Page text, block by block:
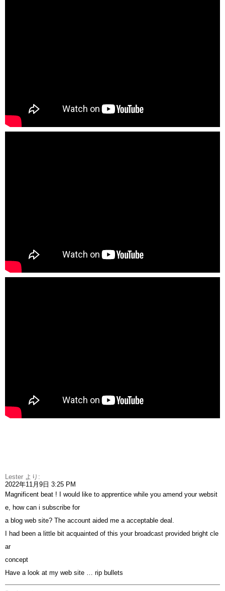
Lester より:
2022年11月9日 3:25 PM
Magnificent beat ! I would like to apprentice while you amend your websit
e, how can i subscribe for
a blog web site? The account aided me a acceptable deal.
I had been a little bit acquainted of this your broadcast provided bright cle
ar
concept
Have a look at my web site … rip bullets